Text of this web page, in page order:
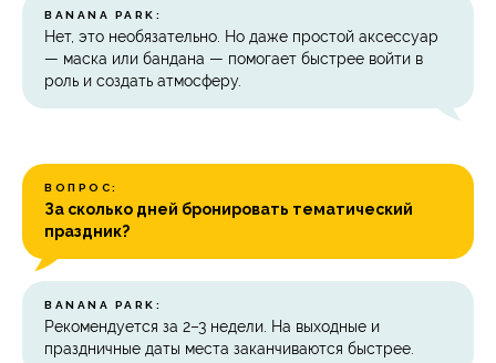
BANANA PARK:
Нет, это необязательно. Но даже простой аксессуар
— маска или бандана — помогает быстрее войти в
роль и создать атмосферу.
ВОПРОС:
За сколько дней бронировать тематический
праздник?
BANANA PARK:
Рекомендуется за 2–3 недели. На выходные и
праздничные даты места заканчиваются быстрее.